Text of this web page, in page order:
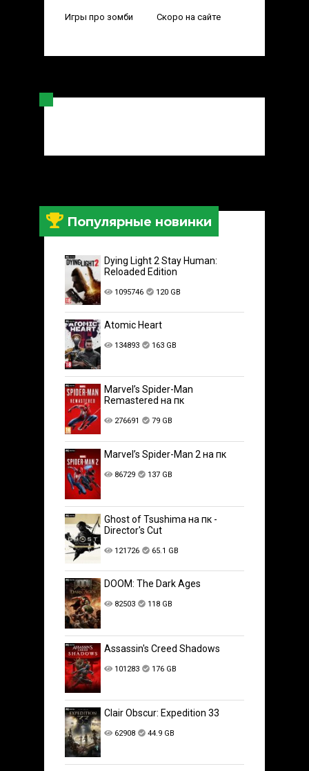
Игры про зомби Скоро на сайте
Популярные новинки
Dying Light 2 Stay Human:
Reloaded Edition
1095746 120 GB
Atomic Heart
134893 163 GB
Marvel’s Spider-Man
Remastered на пк
276691 79 GB
Marvel’s Spider-Man 2 на пк
86729 137 GB
Ghost of Tsushima на пк -
Director's Cut
121726 65.1 GB
DOOM: The Dark Ages
82503 118 GB
Assassin's Creed Shadows
101283 176 GB
Clair Obscur: Expedition 33
62908 44.9 GB